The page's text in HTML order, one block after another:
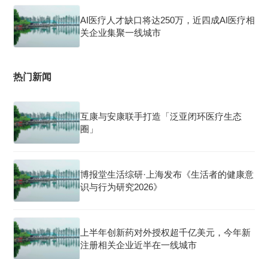
AI医疗人才缺口将达250万，近四成AI医疗相
关企业集聚一线城市
热门新闻
互康与安康联手打造「泛亚闭环医疗生态
圈」
博报堂生活综研·上海发布《生活者的健康意
识与行为研究2026》
上半年创新药对外授权超千亿美元，今年新
注册相关企业近半在一线城市